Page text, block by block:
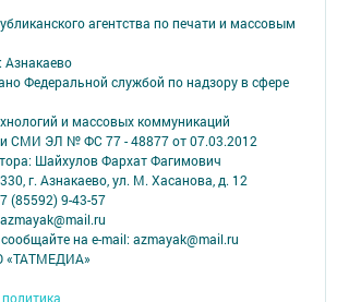
агентства по печати и массовым
Федеральной службой по надзору в сфере
и массовых коммуникаций
СМИ ЭЛ № ФС 77 - 48877 от 07.03.2012
Шайхулов Фархат Фагимович
г. Азнакаево, ул. М. Хасанова, д. 12
(85592) 9-43-57
на e-mail: azmayak@mail.ru
«ТАТМЕДИА»